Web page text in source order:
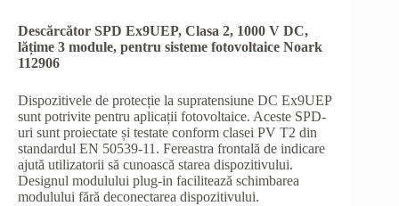
Descărcător SPD Ex9UEP, Clasa 2, 1000 V DC,
lățime 3 module, pentru sisteme fotovoltaice Noark
112906
Dispozitivele de protecție la supratensiune DC Ex9UEP
sunt potrivite pentru aplicații fotovoltaice. Aceste SPD-
uri sunt proiectate și testate conform clasei PV T2 din
standardul EN 50539-11. Fereastra frontală de indicare
ajută utilizatorii să cunoască starea dispozitivului.
Designul modulului plug-in facilitează schimbarea
modulului fără deconectarea dispozitivului.